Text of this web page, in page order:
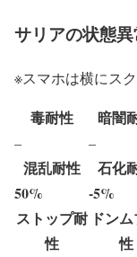
サリアの状態
※スマホは横にス
毒耐性 暗闇
– –
混乱耐性 石化
50%
-5%
ストップ耐
性
ドン
性